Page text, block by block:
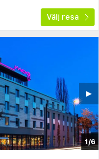
Välj resa
1/6
▶︎